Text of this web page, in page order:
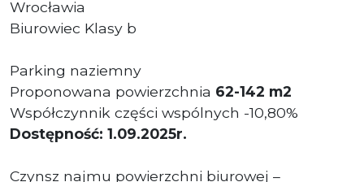
Wrocławia
Biurowiec Klasy b
Parking naziemny
Proponowana powierzchnia 62-142 m2
Współczynnik części wspólnych -10,80%
Dostępność: 1.09.2025r.
Czynsz najmu powierzchni biurowej –